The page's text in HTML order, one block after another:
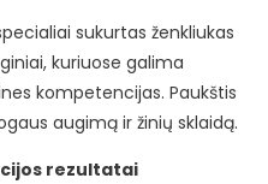
sukurtas ženkliukas
kuriuose galima
kompetencijas. Paukštis
augimą ir žinių sklaidą.
rezultatai